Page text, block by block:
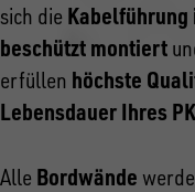
sich die
beschützt montiert
erfüllen höchste
Lebensdauer Ihres
Alle Bordwände